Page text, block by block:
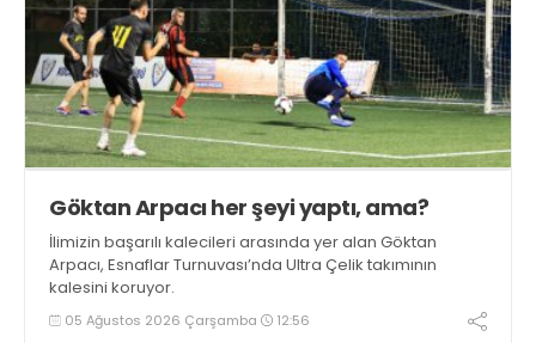
Göktan Arpacı her şeyi yaptı, ama?
İlimizin başarılı kalecileri arasında yer alan Göktan
Arpacı, Esnaflar Turnuvası’nda Ultra Çelik takımının
kalesini koruyor.
05 Ağustos 2026 Çarşamba 12:56